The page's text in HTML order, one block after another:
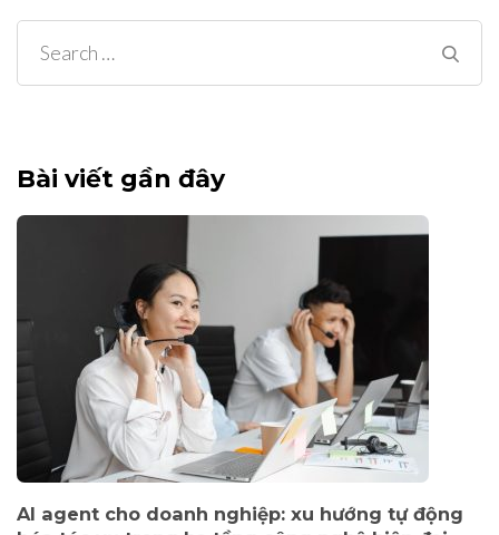
Search
for:
Bài viết gần đây
AI agent cho doanh nghiệp: xu hướng tự động